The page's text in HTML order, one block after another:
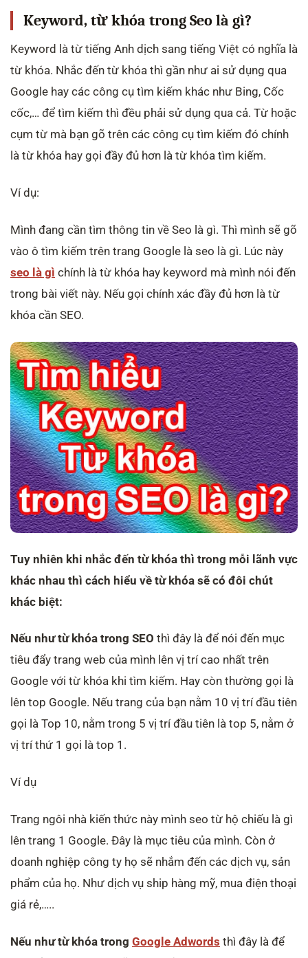
Keyword, từ khóa trong Seo là gì?
Keyword là từ tiếng Anh dịch sang tiếng Việt có nghĩa là
từ khóa. Nhắc đến từ khóa thì gần như ai sử dụng qua
Google hay các công cụ tìm kiếm khác như Bing, Cốc
cốc,… để tìm kiếm thì đều phải sử dụng qua cả. Từ hoặc
cụm từ mà bạn gõ trên các công cụ tìm kiếm đó chính
là từ khóa hay gọi đầy đủ hơn là từ khóa tìm kiếm.
Ví dụ:
Mình đang cần tìm thông tin về Seo là gì. Thì mình sẽ gõ
vào ô tìm kiếm trên trang Google là seo là gì. Lúc này
seo là gì chính là từ khóa hay keyword mà mình nói đến
trong bài viết này. Nếu gọi chính xác đầy đủ hơn là từ
khóa cần SEO.
Tuy nhiên khi nhắc đến từ khóa thì trong mỗi lãnh vực
khác nhau thì cách hiểu về từ khóa sẽ có đôi chút
khác biệt:
Nếu như từ khóa trong SEO thì đây là để nói đến mục
tiêu đẩy trang web của mình lên vị trí cao nhất trên
Google với từ khóa khi tìm kiếm. Hay còn thường gọi là
lên top Google. Nếu trang của bạn nằm 10 vị trí đầu tiên
gọi là Top 10, nằm trong 5 vị trí đầu tiên là top 5, nằm ở
vị trí thứ 1 gọi là top 1.
Ví dụ
Trang ngôi nhà kiến thức này mình seo từ hộ chiếu là gì
lên trang 1 Google. Đây là mục tiêu của mình. Còn ở
doanh nghiệp công ty họ sẽ nhắm đến các dịch vụ, sản
phẩm của họ. Như dịch vụ ship hàng mỹ, mua điện thoại
giá rẻ,…..
Nếu như từ khóa trong Google Adwords thì đây là để